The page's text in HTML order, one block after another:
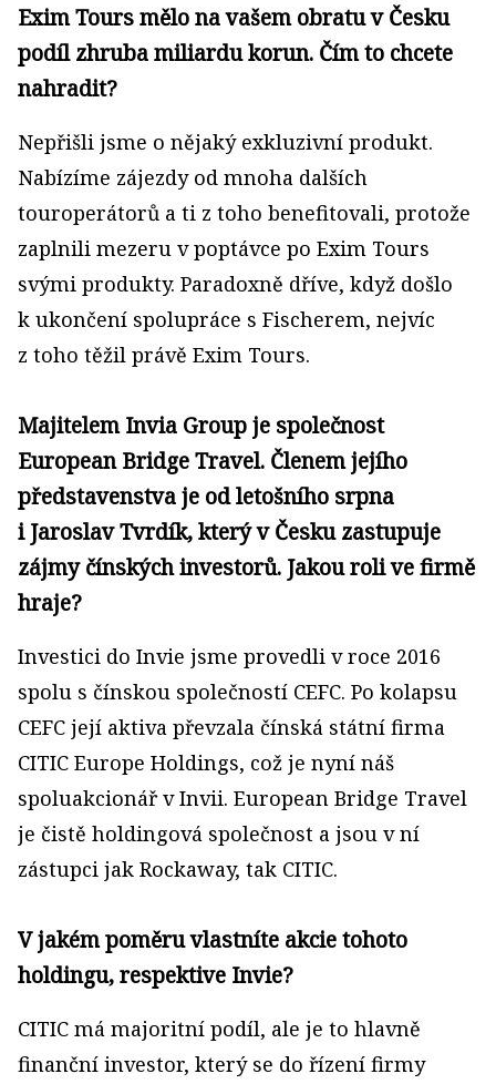
Exim Tours mělo na vašem obratu v Česku
podíl zhruba miliardu korun. Čím to chcete
nahradit?
Nepřišli jsme o nějaký exkluzivní produkt.
Nabízíme zájezdy od mnoha dalších
touroperátorů a ti z toho benefitovali, protože
zaplnili mezeru v poptávce po Exim Tours
svými produkty. Paradoxně dříve, když došlo
k ukončení spolupráce s Fischerem, nejvíc
z toho těžil právě Exim Tours.
Majitelem Invia Group je společnost
European Bridge Travel. Členem jejího
představenstva je od letošního srpna
i Jaroslav Tvrdík, který v Česku zastupuje
zájmy čínských investorů. Jakou roli ve firmě
hraje?
Investici do Invie jsme provedli v roce 2016
spolu s čínskou společností CEFC. Po kolapsu
CEFC její aktiva převzala čínská státní firma
CITIC Europe Holdings, což je nyní náš
spoluakcionář v Invii. European Bridge Travel
je čistě holdingová společnost a jsou v ní
zástupci jak Rockaway, tak CITIC.
V jakém poměru vlastníte akcie tohoto
holdingu, respektive Invie?
CITIC má majoritní podíl, ale je to hlavně
finanční investor, který se do řízení firmy